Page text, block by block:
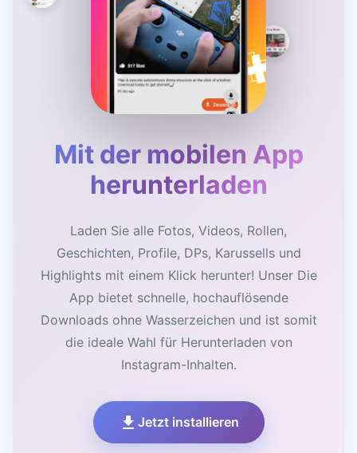
Mit der mobilen App
herunterladen
Laden Sie alle Fotos, Videos, Rollen,
Geschichten, Profile, DPs, Karussells und
Highlights mit einem Klick herunter! Unser Die
App bietet schnelle, hochauflösende
Downloads ohne Wasserzeichen und ist somit
die ideale Wahl für Herunterladen von
Instagram-Inhalten.
Jetzt installieren